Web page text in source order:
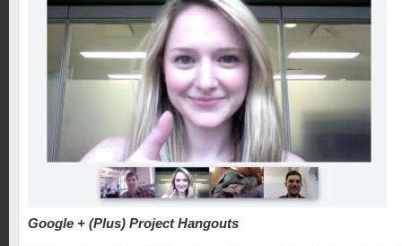
Google + (Plus) Project Hangouts